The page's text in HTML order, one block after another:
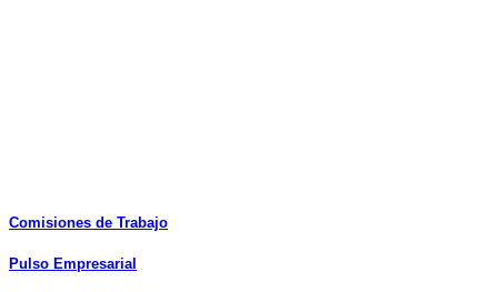
Comisiones de Trabajo
Pulso Empresarial